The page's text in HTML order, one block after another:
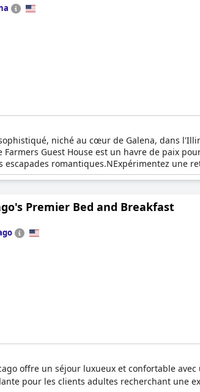
niché au cœur de Galena, dans
Guest House est un havre de paix
romantiques.NExpérimentez une
Sortez de l'ordinaire et plongez-vous
ville de Galena.
Premier Bed and Breakfast
offre un séjour luxueux et confortable
pour les clients adultes recherchant une